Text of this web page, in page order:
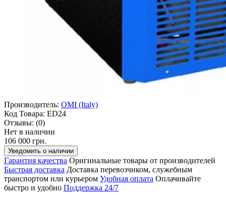
Производитель: OMI (Italy)
Код Товара: ED24
Отзывы: (0)
Нет в наличии
106 000 грн.
Уведомить о наличии
Гарантия качества Оригинальные товары от производителей
Быстрая доставка Доставка перевозчиком, служебным
транспортом или курьером Удобная оплата Оплачивайте
быстро и удобно Поддержка 24/7